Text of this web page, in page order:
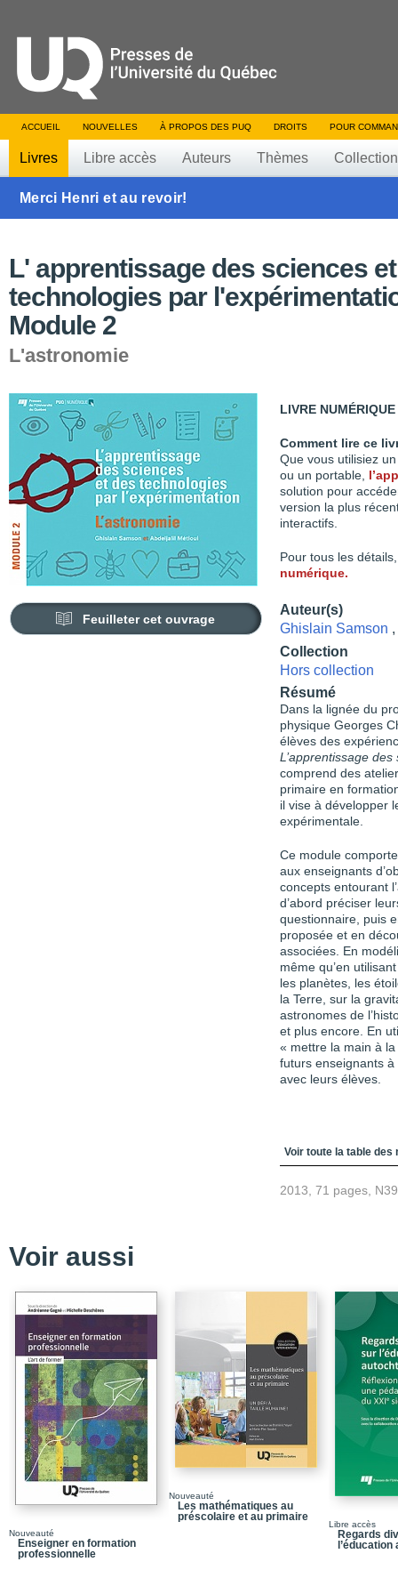
ACCUEIL NOUVELLES À PROPOS DES PUQ DROITS POUR
Livres Libre accès Auteurs Thèmes
Merci Henri et au revoir!
L' apprentissage des sciences
technologies par
Module 2
L'astronomie
Feuilleter cet ouvrage
LIVRE
Comment lire ce
Que vous utilisiez
ou un portable,
solution pour
version la plus
interactifs.
Pour tous les détails,
numérique.
Auteur(s)
Ghislain Samson ,
Collection
Hors collection
Résumé
Dans la lignée du
physique Georges
élèves des
L’apprentissage
comprend des
primaire en
il vise à développer
expérimentale.
Ce module
aux enseignants
concepts entourant
d’abord préciser
questionnaire, puis
proposée et en
associées. En
même qu’en
les planètes, les
la Terre, sur la
astronomes de
et plus encore. En
« mettre la main à
futurs enseignants
avec leurs élèves.
Table des
Voir toute la table des
2013, 71 pages,
Voir aussi
Nouveauté
Enseigner en formation
professionnelle
Nouveauté
Les mathématiques au
préscolaire et au primaire
Libre accès
Regards